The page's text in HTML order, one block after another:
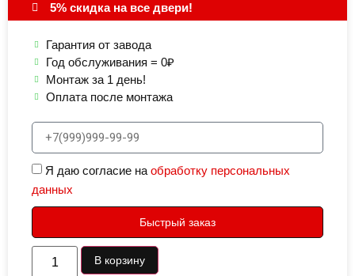
5% скидка на все двери!
Гарантия от завода
Год обслуживания = 0₽
Монтаж за 1 день!
Оплата после монтажа
Я даю согласие наобработку персональных
данных
Быстрый заказ
В корзину